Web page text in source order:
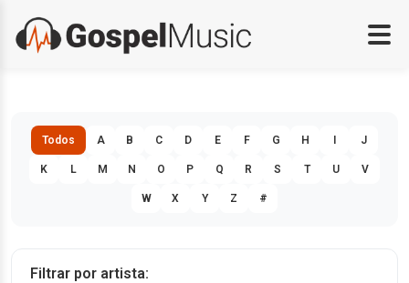
Todos A B C D E F G H J
K L M N O P Q R S T U V
W X Y Z #
Filtrar por artista: